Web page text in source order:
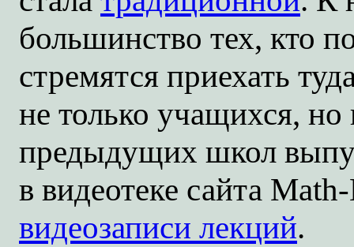
большинство тех, кто
стремятся приехать
не только учащихся,
предыдущих школ
в видеотеке сайта
видеозаписи лекций.